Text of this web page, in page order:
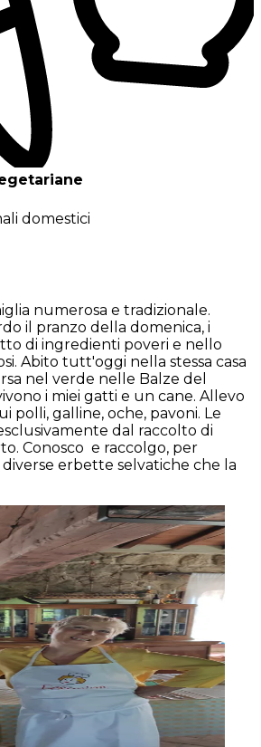
domestici
numerosa e tradizionale.
il pranzo della domenica, i
di ingredienti poveri e nello
Abito tutt'oggi nella stessa casa
nel verde nelle Balze del
i miei gatti e un cane. Allevo
polli, galline, oche, pavoni. Le
dal raccolto di
Conosco e raccolgo, per
erbette selvatiche che la